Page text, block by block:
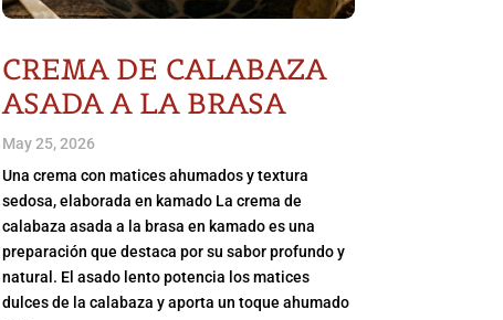
CREMA DE CALABAZA
ASADA A LA BRASA
May 25, 2026
Una crema con matices ahumados y textura
sedosa, elaborada en kamado La crema de
calabaza asada a la brasa en kamado es una
preparación que destaca por su sabor profundo y
natural. El asado lento potencia los matices
dulces de la calabaza y aporta un toque ahumado